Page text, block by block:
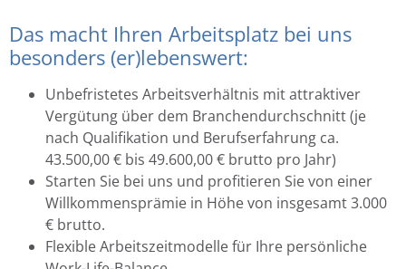
Das macht Ihren Arbeitsplatz bei uns
besonders (er)lebenswert:
Unbefristetes Arbeitsverhältnis mit attraktiver
Vergütung über dem Branchendurchschnitt (je
nach Qualifikation und Berufserfahrung ca.
43.500,00 € bis 49.600,00 € brutto pro Jahr)
Starten Sie bei uns und profitieren Sie von einer
Willkommensprämie in Höhe von insgesamt 3.000
€ brutto.
Flexible Arbeitszeitmodelle für Ihre persönliche